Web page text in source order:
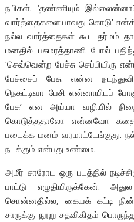
நபிகள். ‘தண்ணியும்
வார்த்தைகளையாவது கொடு’
நல்ல வார்த்தைகள் கூட தர்மம்
மனதில் பசுமரத்தாணி போல்
‘செவ்வென்ற பேச்சு செப்பியிரு
பேச்சைப் பேசு. என்ன
நெகட்டிவா பேசி என்னாயிடப்
பேசு’ என அய்யா வழியில்
கொடுத்ததாலோ என்னவோ
படைக்க மனம் வரமாட்டேங்குது.
நடக்கும் என்பது உண்மை.
அமீர் சாரோட ஒரு படத்தில்
பாட்டு எழுதியிருக்கேன்.
சொன்னதில்ல, கையக் கட்டி
சாருக்கு நூறு சதவிகிதம்